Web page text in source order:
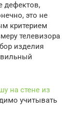
дефектов,
это не
критерием
телевизора
изделия
на стене из
учитывать